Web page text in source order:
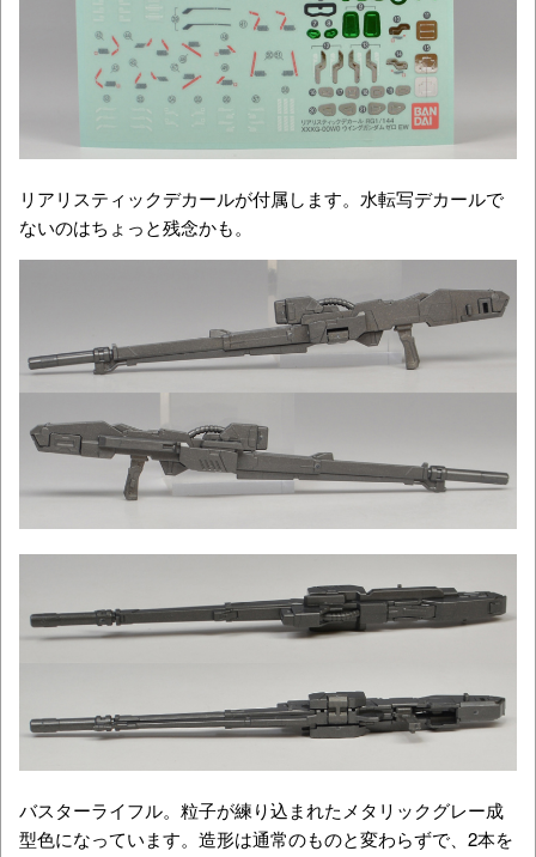
リアリスティックデカールが付属します。水転写デカールで
ないのはちょっと残念かも。
バスターライフル。粒子が練り込まれたメタリックグレー成
型色になっています。造形は通常のものと変わらずで、2本を